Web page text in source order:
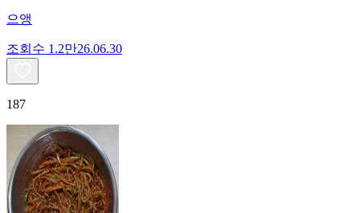
으앵
조회수 1.2만26.06.30
187